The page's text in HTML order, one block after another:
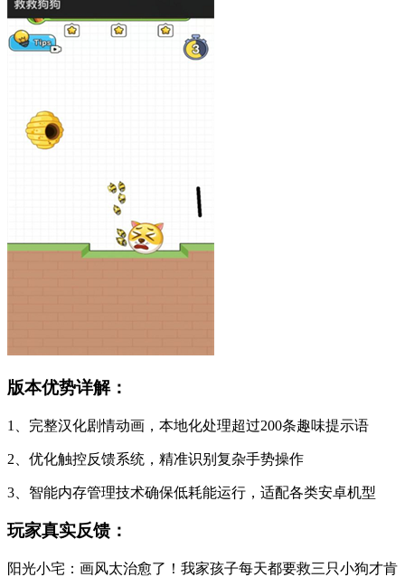
版本优势详解：
1、完整汉化剧情动画，本地化处理超过200条趣味提示语
2、优化触控反馈系统，精准识别复杂手势操作
3、智能内存管理技术确保低耗能运行，适配各类安卓机型
玩家真实反馈：
阳光小宅：画风太治愈了！我家孩子每天都要救三只小狗才肯